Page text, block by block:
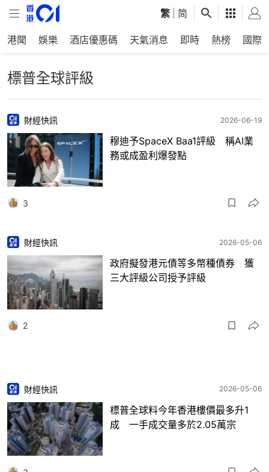
繁 简
港聞 娛樂 酒店優惠碼 天氣消息 即時 熱榜 國際
標普全球評級
財經快訊 2026-06-19
穆迪予SpaceX Baa1評級 稱AI業
務或成盈利爆發點
3
財經快訊 2026-05-06
政府擬發港元債等多幣種債券 獲
三大評級公司授予評級
2
財經快訊 2026-05-06
標普全球料今年香港樓價最多升1
成 一手成交量多於2.05萬宗